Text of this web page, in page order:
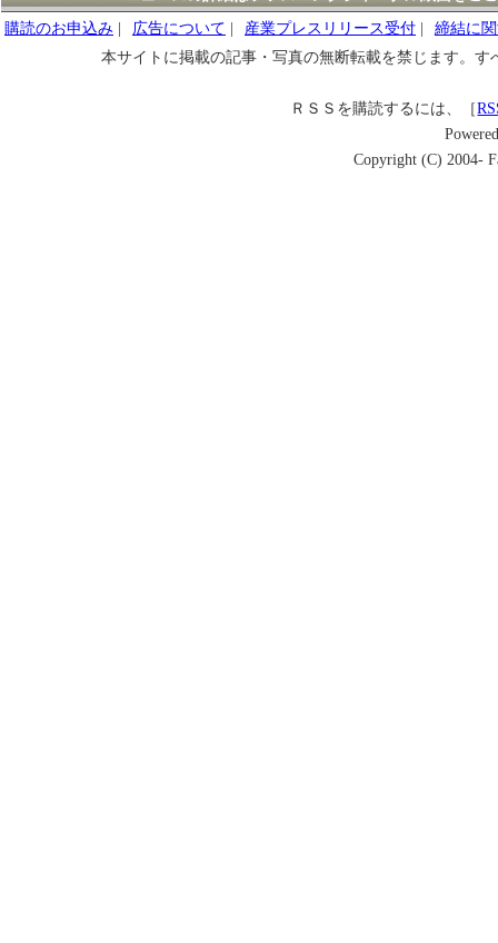
購読のお申込み
広告について 産業プレスリリース受付
締結に
本サイトに掲載の記事・写真の無断転載を禁じます。
ＲＳＳを購読するには、［
Copyright (C) 2004-